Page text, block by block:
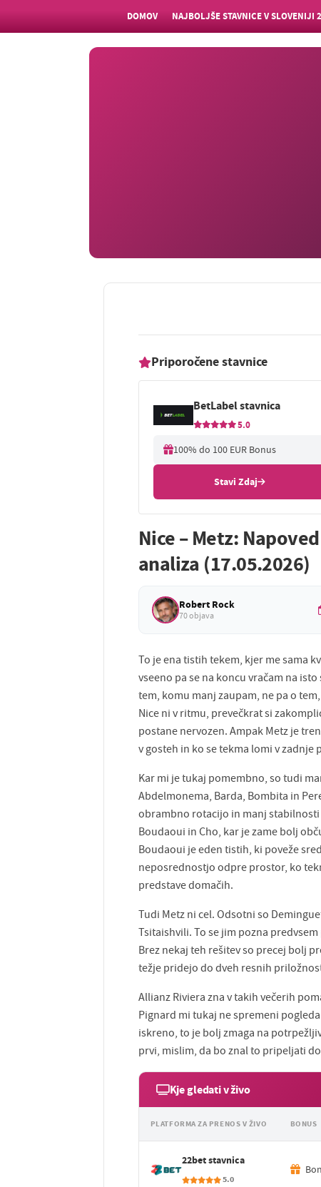
DOMOV NAJBOLJŠE STAVNICE V SLOVENIJI
Priporočene stavnice
BetLabel stavnica
5.0
100% do 100 EUR Bonus
Stavi Zdaj
Nice – Metz:
analiza (17.05.2026)
Robert Rock
70 objava
To je ena tistih tekem, kjer me sama
vseeno pa se na koncu vračam na
tem, komu manj zaupam, ne pa o
Nice ni v ritmu, prevečkrat si
postane nervozen. Ampak Metz je
v gosteh in ko se tekma lomi v zadnje
Kar mi je tukaj pomembno, so tudi
Abdelmonema, Barda, Bombita in
obrambno rotacijo in manj
Boudaoui in Cho, kar je zame bolj
Boudaoui je eden tistih, ki poveže
neposrednostjo odpre prostor, ko
predstave domačih.
Tudi Metz ni cel. Odsotni so
Tsitaishvili. To se jim pozna
Brez nekaj teh rešitev so precej bolj
težje pridejo do dveh resnih
Allianz Riviera zna v takih večerih
Pignard mi tukaj ne spremeni
iskreno, to je bolj zmaga na
prvi, mislim, da bo znal to pripeljati
Kje gledati v živo
PLATFORMA ZA PRENOS V ŽIVO BONUS
22bet stavnica
5.0